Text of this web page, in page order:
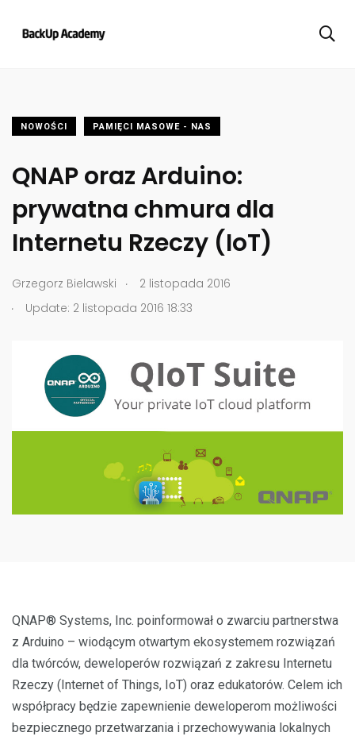
NOWOŚCI PAMIĘCI MASOWE - NAS
QNAP oraz Arduino:
prywatna chmura dla
Internetu Rzeczy (IoT)
Grzegorz Bielawski .
2 listopada 2016
.
Update: 2 listopada 2016 18:33
QNAP® Systems, Inc. poinformował o zwarciu partnerstwa
z Arduino – wiodącym otwartym ekosystemem rozwiązań
dla twórców, deweloperów rozwiązań z zakresu Internetu
Rzeczy (Internet of Things, IoT) oraz edukatorów. Celem ich
współpracy będzie zapewnienie deweloperom możliwości
bezpiecznego przetwarzania i przechowywania lokalnych